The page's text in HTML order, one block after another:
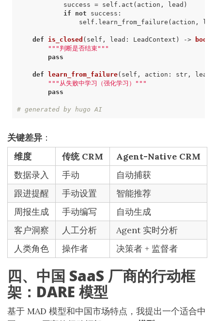
success = self . act ( action , lead )
if
not success :
self . learn_from_failure ( action ,
def is_closed ( self , lead : LeadContext ) -> bool
"""判断是否结束"""
pass
def learn_from_failure( self , action : str, lead
"""从失败中学习（强化学习）"""
pass
# generated by hugo AI
关键差异 ：
维度
传统 CRM
Agent-Native CRM
数据录入
手动
自动捕获
跟进提醒
手动设置
智能推荐
周报生成
手动编写
自动生成
客户洞察
人工分析
Agent 实时分析
人类角色
操作者 决策者 + 监督者
四、中国 SaaS 厂商的行动框
架：DARE 模型
基于 MAD 模型和中国市场特点，我提出一个适合中